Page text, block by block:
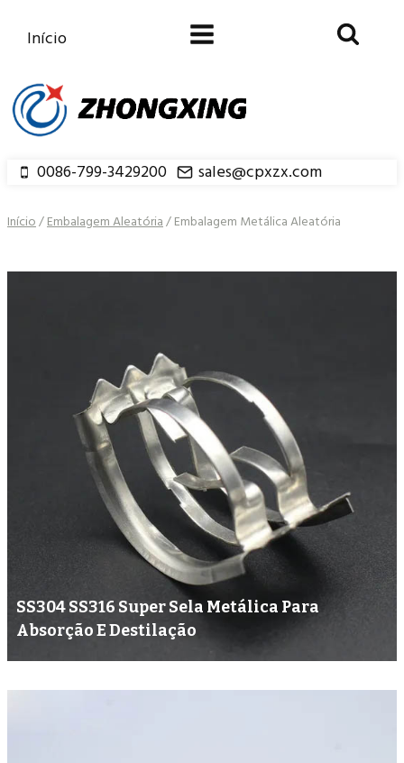
para
conteúdo
Início
0086-799-3429200 sales@cpxzx.com
Início/Embalagem Aleatória/Embalagem Metálica Aleatória
SS304 SS316 Super Sela Metálica Para
Absorção E Destilação